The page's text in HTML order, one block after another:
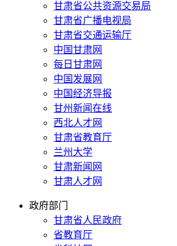
甘肃省公共资源交易局
甘肃省广播电视局
甘肃省交通运输厅
中国甘肃网
每日甘肃网
中国发展网
中国经济导报
甘州新闻在线
西北人才网
甘肃省教育厅
兰州大学
甘肃新闻网
甘肃人才网
政府部门
甘肃省人民政府
省教育厅